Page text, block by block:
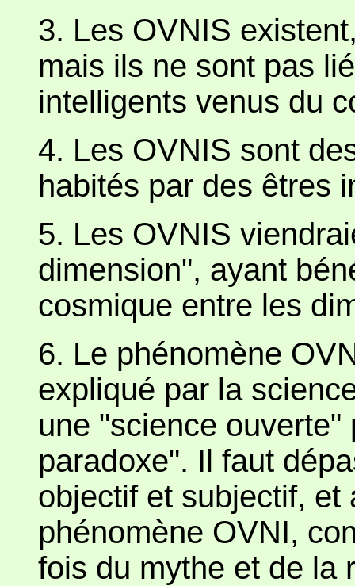
3. Les OVNIS
mais ils ne sont pas
intelligents venus du
4. Les OVNIS sont
habités par des êtres
5. Les OVNIS
dimension", ayant
cosmique entre les
6. Le phénomène
expliqué par la
une "science ouverte"
paradoxe". Il faut
objectif et subjectif, et
phénomène OVNI,
fois du mythe et de la